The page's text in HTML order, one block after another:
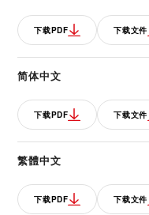
下载PDF 下载文件
简体中文
下载PDF 下载文件
繁體中文
下载PDF 下载文件